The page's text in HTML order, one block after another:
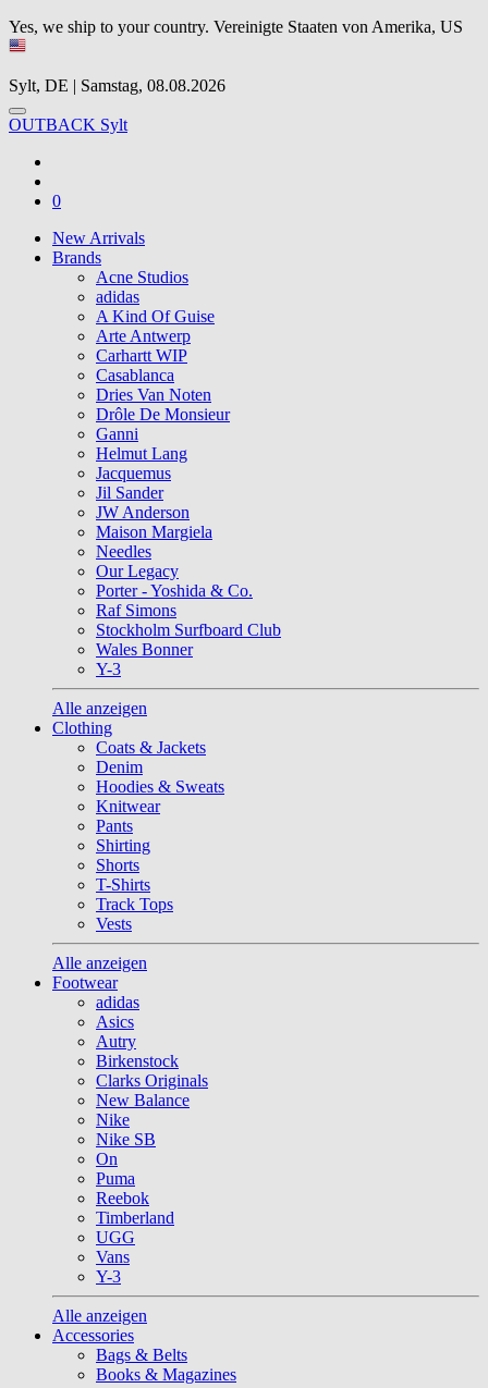
Yes, we ship to your country. Vereinigte Staaten von Amerika, US
Sylt, DE | Samstag, 08.08.2026
OUTBACK Sylt
0
New Arrivals
Brands
Acne Studios
adidas
A Kind Of Guise
Arte Antwerp
Carhartt WIP
Casablanca
Dries Van Noten
Drôle De Monsieur
Ganni
Helmut Lang
Jacquemus
Jil Sander
JW Anderson
Maison Margiela
Needles
Our Legacy
Porter - Yoshida & Co.
Raf Simons
Stockholm Surfboard Club
Wales Bonner
Y-3
Alle anzeigen
Clothing
Coats & Jackets
Denim
Hoodies & Sweats
Knitwear
Pants
Shirting
Shorts
T-Shirts
Track Tops
Vests
Alle anzeigen
Footwear
adidas
Asics
Autry
Birkenstock
Clarks Originals
New Balance
Nike
Nike SB
On
Puma
Reebok
Timberland
UGG
Vans
Y-3
Alle anzeigen
Accessories
Bags & Belts
Books & Magazines